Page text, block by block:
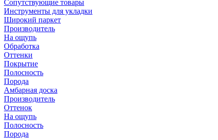
Сопутствующие товары
Инструменты для укладки
Широкий паркет
Производитель
На ощупь
Обработка
Оттенки
Покрытие
Полосность
Порода
Амбарная доска
Производитель
Оттенок
На ощупь
Полосность
Порода